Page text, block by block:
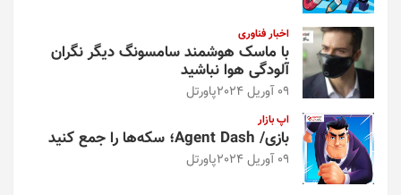
اخبار فناوری
با ماسک هوشمند سامسونگ دیگر نگران
آلودگی هوا نباشید
09 آوریل 2024 پاورتل
اپ بازار
بازی/ Agent Dash؛ سکه‌ها را جمع کنید
09 آوریل 2024 پاورتل